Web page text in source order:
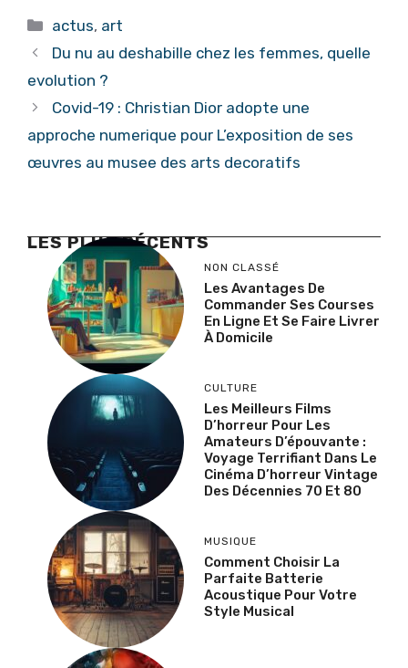
Catégories
actus, art
Du nu au deshabille chez les femmes, quelle
evolution ?
Covid-19 : Christian Dior adopte une
approche numerique pour L’exposition de ses
œuvres au musee des arts decoratifs
LES PLUS RÉCENTS
NON CLASSÉ
Les Avantages De
Commander Ses Courses
En Ligne Et Se Faire Livrer
À Domicile
CULTURE
Les Meilleurs Films
D’horreur Pour Les
Amateurs D’épouvante :
Voyage Terrifiant Dans Le
Cinéma D’horreur Vintage
Des Décennies 70 Et 80
MUSIQUE
Comment Choisir La
Parfaite Batterie
Acoustique Pour Votre
Style Musical